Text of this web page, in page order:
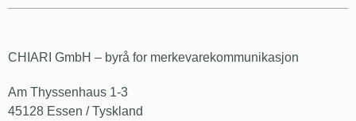
CHIARI GmbH – byrå for merkevarekommunikasjon
Am Thyssenhaus 1-3
45128 Essen / Tyskland